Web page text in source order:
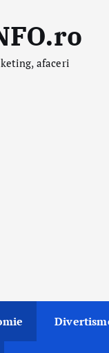
afaceri